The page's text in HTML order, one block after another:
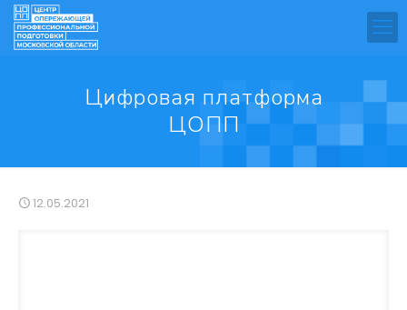
Цифровая платформа
ЦОПП
12.05.2021